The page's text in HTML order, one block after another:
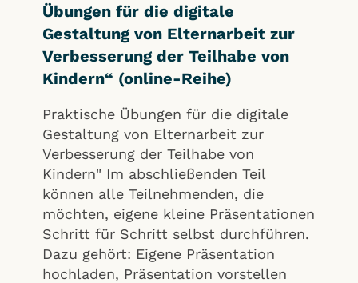
Übungen für die digitale
Gestaltung von Elternarbeit zur
Verbesserung der Teilhabe von
Kindern“ (online-Reihe)
Praktische Übungen für die digitale
Gestaltung von Elternarbeit zur
Verbesserung der Teilhabe von
Kindern" Im abschließenden Teil
können alle Teilnehmenden, die
möchten, eigene kleine Präsentationen
Schritt für Schritt selbst durchführen.
Dazu gehört: Eigene Präsentation
hochladen, Präsentation vorstellen